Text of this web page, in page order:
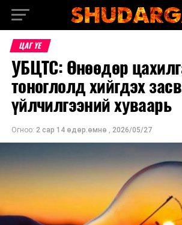
ЦАГ ҮЕ
УБЦТС: Өнөөдөр
тоноглолд хийгдэх
үйлчилгээний хуваарь
Огноо: 2 сар 14 өдөр.өмнө , 2026/05/27